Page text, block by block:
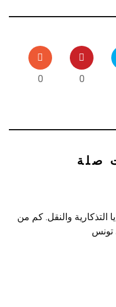
0
0
صلة
التذكارية والنقل. كم من
تونس